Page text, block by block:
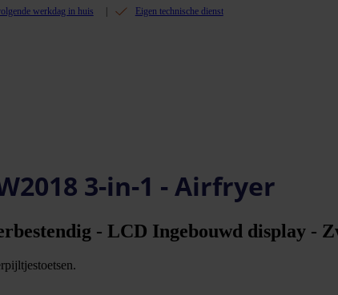
werkdag in huis Eigen technische dienst
3-in-1 - Airfryer
- LCD Ingebouwd display -